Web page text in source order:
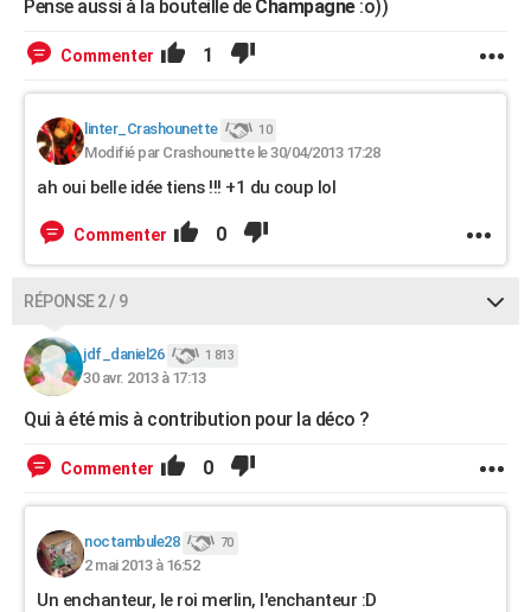
Pense aussi à la bouteille deChampagne:o))
Commenter 1
linter_Crashounette 10
Modifié par Crashounette le 30/04/2013 17:28
ah oui belle idée tiens !!! +1 du coup lol
Commenter 0
RÉPONSE 2 / 9
jdf_daniel26 1 813
30 avr. 2013 à 17:13
Qui à été mis à contribution pour la déco ?
Commenter 0
noctambule28 70
2 mai 2013 à 16:52
Un enchanteur, le roi merlin, l'enchanteur :D